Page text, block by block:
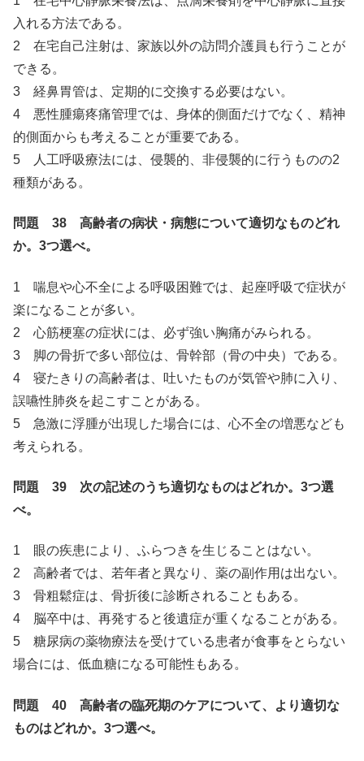
入れる方法である。
2 在宅自己注射は、家族以外の訪問介護員も行うことが
できる。
3 経鼻胃管は、定期的に交換する必要はない。
4 悪性腫瘍疼痛管理では、身体的側面だけでなく、精神
的側面からも考えることが重要である。
5 人工呼吸療法には、侵襲的、非侵襲的に行うものの2
種類がある。
問題 38 高齢者の病状・病態について適切なものどれ
か。3つ選べ。
1 喘息や心不全による呼吸困難では、起座呼吸で症状が
楽になることが多い。
2 心筋梗塞の症状には、必ず強い胸痛がみられる。
3 脚の骨折で多い部位は、骨幹部（骨の中央）である。
4 寝たきりの高齢者は、吐いたものが気管や肺に入り、
誤嚥性肺炎を起こすことがある。
5 急激に浮腫が出現した場合には、心不全の増悪なども
考えられる。
問題 39 次の記述のうち適切なものはどれか。3つ選
べ。
1 眼の疾患により、ふらつきを生じることはない。
2 高齢者では、若年者と異なり、薬の副作用は出ない。
3 骨粗鬆症は、骨折後に診断されることもある。
4 脳卒中は、再発すると後遺症が重くなることがある。
5 糖尿病の薬物療法を受けている患者が食事をとらない
場合には、低血糖になる可能性もある。
問題 40 高齢者の臨死期のケアについて、より適切な
ものはどれか。3つ選べ。